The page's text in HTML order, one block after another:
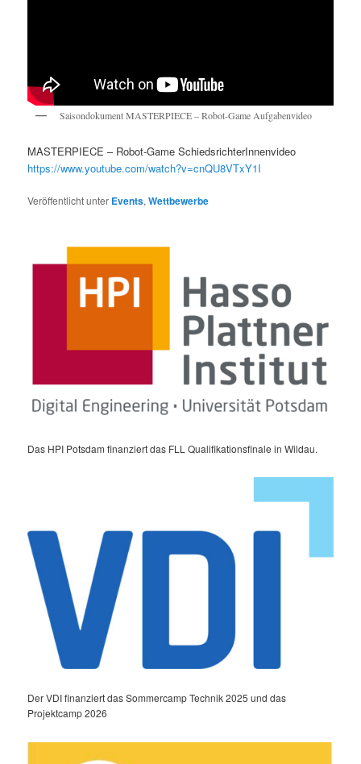
Saisondokument MASTERPIECE – Robot-Game Aufgabenvideo
MASTERPIECE – Robot-Game SchiedsrichterInnenvideo
https://www.youtube.com/watch?v=cnQU8VTxY1I
Veröffentlicht unter Events,Wettbewerbe
Das HPI Potsdam finanziert das FLL Qualifikationsfinale in Wildau.
Der VDI finanziert das Sommercamp Technik 2025 und das
Projektcamp 2026